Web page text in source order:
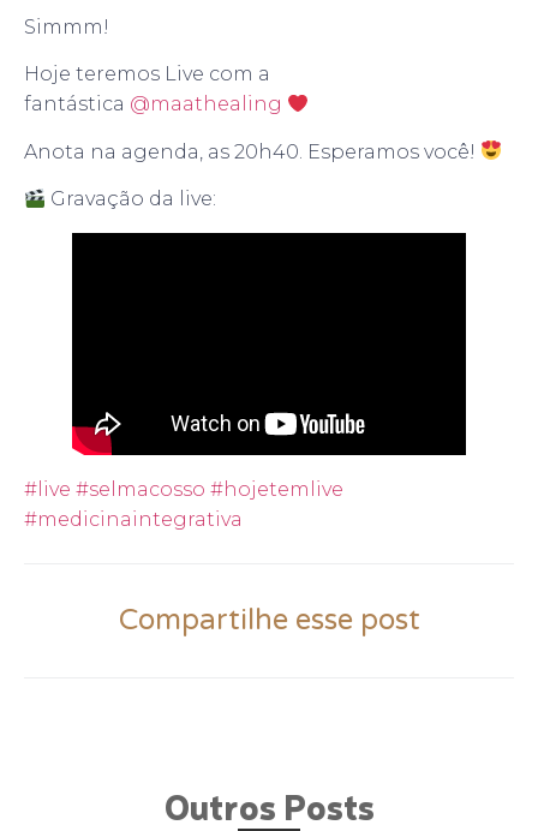
Simmm!
Hoje teremos Live com a
fantástica @maathealing
Anota na agenda, as 20h40. Esperamos você!
Gravação da live:
#live #selmacosso #hojetemlive
#medicinaintegrativa
Compartilhe esse post
Outros Posts